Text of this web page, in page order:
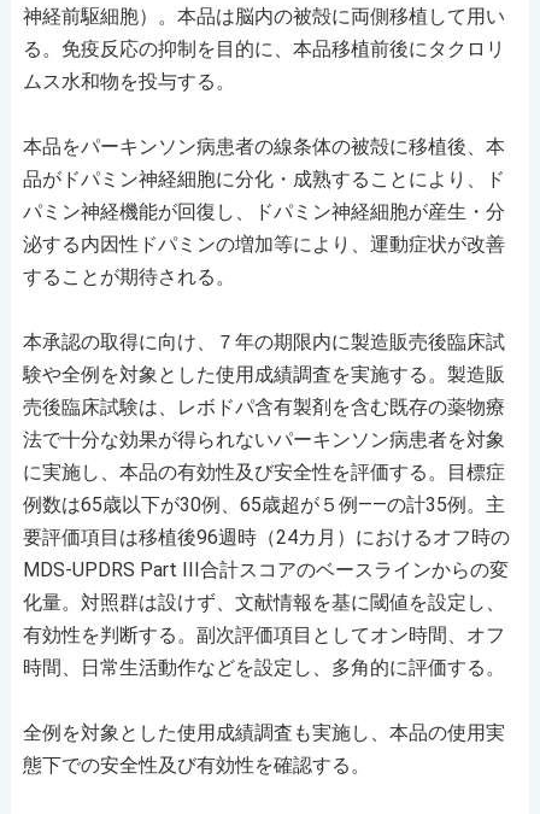
神経前駆細胞）。本品は脳内の被殻に両側移植して用い
る。免疫反応の抑制を目的に、本品移植前後にタクロリ
ムス水和物を投与する。
本品をパーキンソン病患者の線条体の被殻に移植後、本
品がドパミン神経細胞に分化・成熟することにより、ド
パミン神経機能が回復し、ドパミン神経細胞が産生・分
泌する内因性ドパミンの増加等により、運動症状が改善
することが期待される。
本承認の取得に向け、７年の期限内に製造販売後臨床試
験や全例を対象とした使用成績調査を実施する。製造販
売後臨床試験は、レボドパ含有製剤を含む既存の薬物療
法で十分な効果が得られないパーキンソン病患者を対象
に実施し、本品の有効性及び安全性を評価する。目標症
例数は65歳以下が30例、65歳超が５例――の計35例。主
要評価項目は移植後96週時（24カ月）におけるオフ時の
MDS-UPDRS Part III合計スコアのベースラインからの変
化量。対照群は設けず、文献情報を基に閾値を設定し、
有効性を判断する。副次評価項目としてオン時間、オフ
時間、日常生活動作などを設定し、多角的に評価する。
全例を対象とした使用成績調査も実施し、本品の使用実
態下での安全性及び有効性を確認する。